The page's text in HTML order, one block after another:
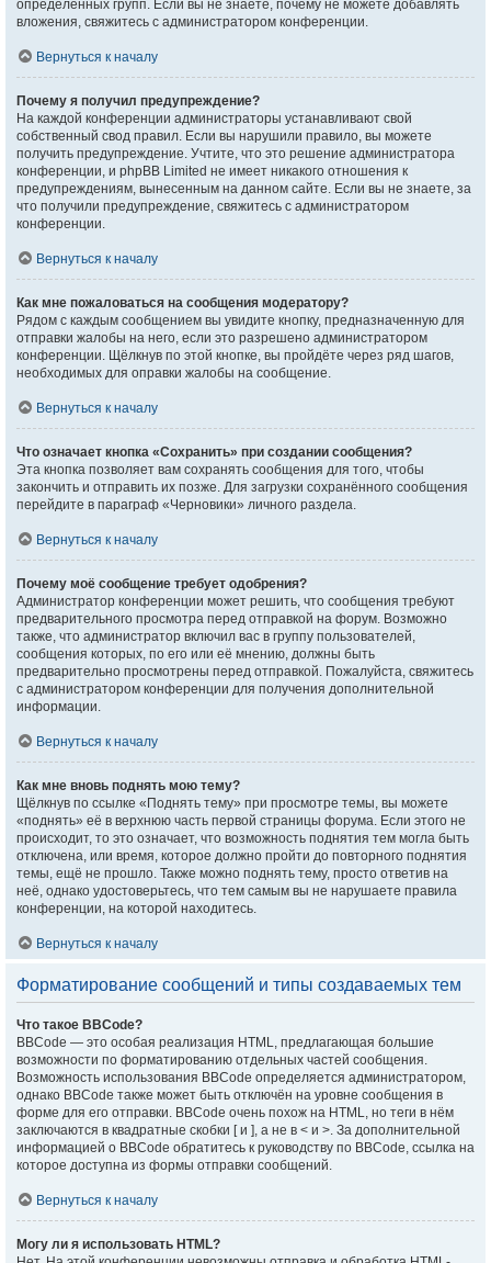
определённых групп. Если вы не знаете, почему не можете добавлять
вложения, свяжитесь с администратором конференции.
Вернуться к началу
Почему я получил предупреждение?
На каждой конференции администраторы устанавливают свой
собственный свод правил. Если вы нарушили правило, вы можете
получить предупреждение. Учтите, что это решение администратора
конференции, и phpBB Limited не имеет никакого отношения к
предупреждениям, вынесенным на данном сайте. Если вы не знаете, за
что получили предупреждение, свяжитесь с администратором
конференции.
Вернуться к началу
Как мне пожаловаться на сообщения модератору?
Рядом с каждым сообщением вы увидите кнопку, предназначенную для
отправки жалобы на него, если это разрешено администратором
конференции. Щёлкнув по этой кнопке, вы пройдёте через ряд шагов,
необходимых для оправки жалобы на сообщение.
Вернуться к началу
Что означает кнопка «Сохранить» при создании сообщения?
Эта кнопка позволяет вам сохранять сообщения для того, чтобы
закончить и отправить их позже. Для загрузки сохранённого сообщения
перейдите в параграф «Черновики» личного раздела.
Вернуться к началу
Почему моё сообщение требует одобрения?
Администратор конференции может решить, что сообщения требуют
предварительного просмотра перед отправкой на форум. Возможно
также, что администратор включил вас в группу пользователей,
сообщения которых, по его или её мнению, должны быть
предварительно просмотрены перед отправкой. Пожалуйста, свяжитесь
с администратором конференции для получения дополнительной
информации.
Вернуться к началу
Как мне вновь поднять мою тему?
Щёлкнув по ссылке «Поднять тему» при просмотре темы, вы можете
«поднять» её в верхнюю часть первой страницы форума. Если этого не
происходит, то это означает, что возможность поднятия тем могла быть
отключена, или время, которое должно пройти до повторного поднятия
темы, ещё не прошло. Также можно поднять тему, просто ответив на
неё, однако удостоверьтесь, что тем самым вы не нарушаете правила
конференции, на которой находитесь.
Вернуться к началу
Форматирование сообщений и типы создаваемых тем
Что такое BBCode?
BBCode — это особая реализация HTML, предлагающая большие
возможности по форматированию отдельных частей сообщения.
Возможность использования BBCode определяется администратором,
однако BBCode также может быть отключён на уровне сообщения в
форме для его отправки. BBCode очень похож на HTML, но теги в нём
заключаются в квадратные скобки [ и ], а не в < и >. За дополнительной
информацией о BBCode обратитесь к руководству по BBCode, ссылка на
которое доступна из формы отправки сообщений.
Вернуться к началу
Могу ли я использовать HTML?